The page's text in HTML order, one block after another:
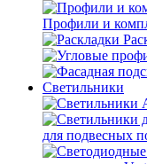
Профили и
Светильники
для подвесных